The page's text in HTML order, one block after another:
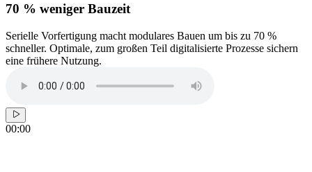
70 % weniger Bauzeit
Serielle Vorfertigung macht modulares Bauen um bis zu 70 %
schneller. Optimale, zum großen Teil digitalisierte Prozesse sichern
eine frühere Nutzung.
00:00